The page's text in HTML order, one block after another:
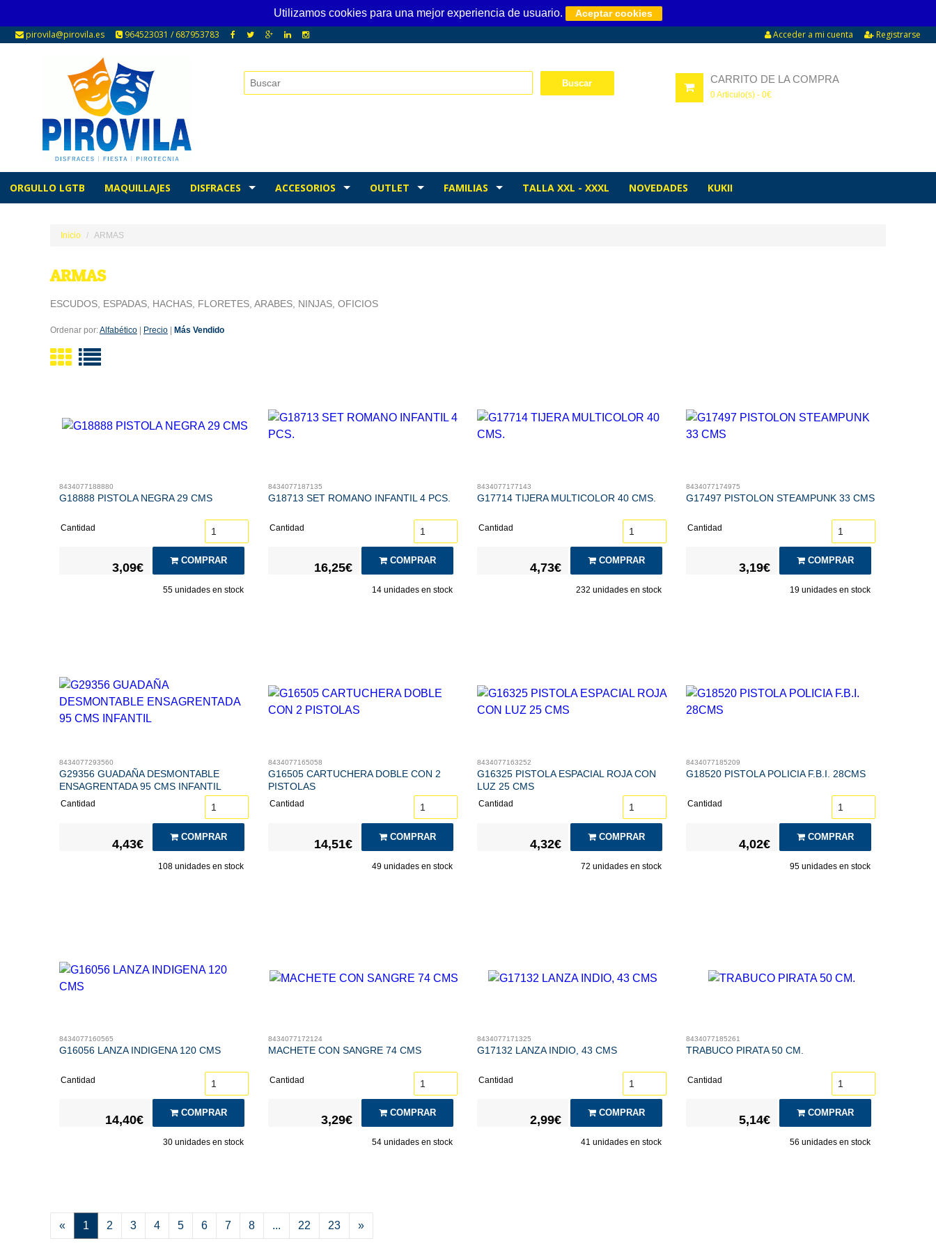
Utilizamos cookies para una mejor experiencia de usuario. Aceptar cookies
pirovila@pirovila.es 964523031 / 687953783 Acceder a mi cuenta Registrarse
CARRITO DE LA COMPRA
0Articulo(s) - 0€
ORGULLO LGTB MAQUILLAJES DISFRACES ACCESORIOS OUTLET FAMILIAS TALLA XXL - XXXL NOVEDADES KUKII
Inicio ARMAS
ARMAS
ESCUDOS, ESPADAS, HACHAS, FLORETES, ARABES, NINJAS, OFICIOS
Ordenar por:Alfabético Precio Más Vendido
8434077188880
G18888 PISTOLA NEGRA 29 CMS
Cantidad
3,09€
COMPRAR
55unidades en stock
8434077187135
G18713 SET ROMANO INFANTIL 4 PCS.
Cantidad
16,25€
COMPRAR
14unidades en stock
8434077177143
G17714 TIJERA MULTICOLOR 40 CMS.
Cantidad
4,73€
COMPRAR
232 unidades en stock
8434077174975
G17497 PISTOLON STEAMPUNK 33 CMS
Cantidad
3,19€
COMPRAR
19unidades en stock
8434077293560
G29356 GUADAÑA DESMONTABLE
ENSAGRENTADA 95 CMS INFANTIL
Cantidad
4,43€
COMPRAR
108unidades en stock
8434077165058
G16505 CARTUCHERA DOBLE CON 2
PISTOLAS
Cantidad
14,51€
COMPRAR
49unidades en stock
8434077163252
G16325 PISTOLA ESPACIAL ROJA CON
LUZ 25 CMS
Cantidad
4,32€
COMPRAR
72 unidades en stock
8434077185209
G18520 PISTOLA POLICIA F.B.I. 28CMS
Cantidad
4,02€
COMPRAR
95unidades en stock
8434077160565
G16056 LANZA INDIGENA 120 CMS
Cantidad
14,40€
COMPRAR
30unidades en stock
8434077172124
MACHETE CON SANGRE 74 CMS
Cantidad
3,29€
COMPRAR
54unidades en stock
8434077171325
G17132 LANZA INDIO, 43 CMS
Cantidad
2,99€
COMPRAR
41 unidades en stock
8434077185261
TRABUCO PIRATA 50 CM.
Cantidad
5,14€
COMPRAR
56 unidades en stock
« 1 2 3 4 5 6 7 8 ... 22 23 »